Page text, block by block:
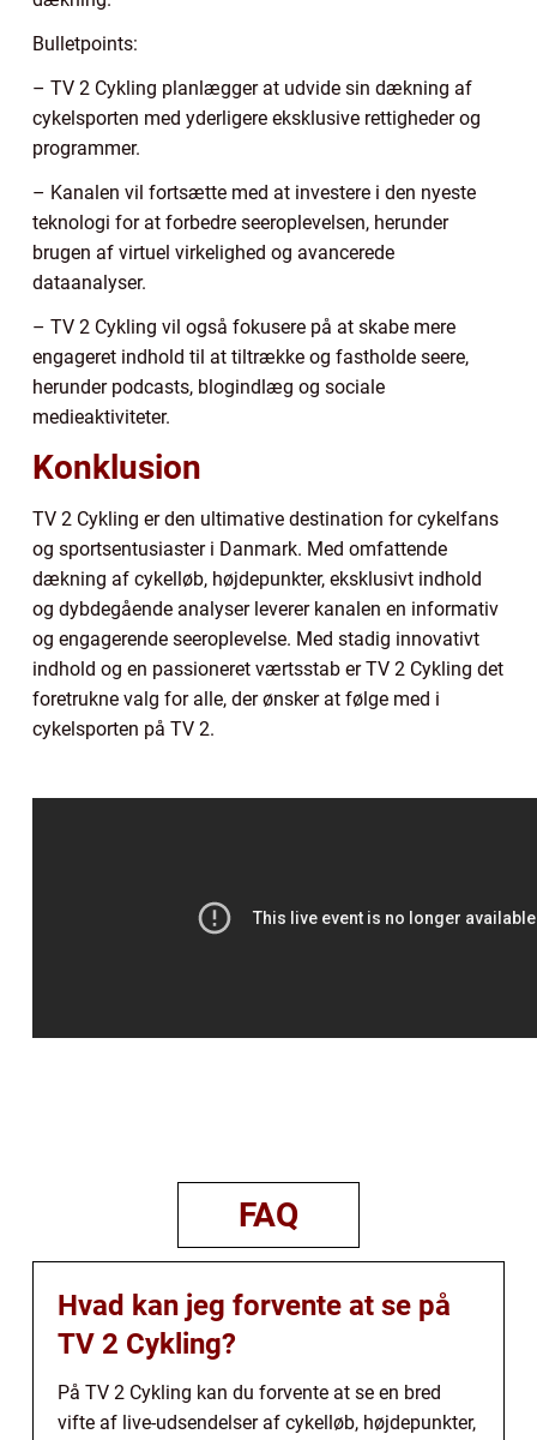
Bulletpoints:
– TV 2 Cykling planlægger at udvide sin dækning af
cykelsporten med yderligere eksklusive rettigheder og
programmer.
– Kanalen vil fortsætte med at investere i den nyeste
teknologi for at forbedre seeroplevelsen, herunder
brugen af virtuel virkelighed og avancerede
dataanalyser.
– TV 2 Cykling vil også fokusere på at skabe mere
engageret indhold til at tiltrække og fastholde seere,
herunder podcasts, blogindlæg og sociale
medieaktiviteter.
Konklusion
TV 2 Cykling er den ultimative destination for cykelfans
og sportsentusiaster i Danmark. Med omfattende
dækning af cykelløb, højdepunkter, eksklusivt indhold
og dybdegående analyser leverer kanalen en informativ
og engagerende seeroplevelse. Med stadig innovativt
indhold og en passioneret værtsstab er TV 2 Cykling det
foretrukne valg for alle, der ønsker at følge med i
cykelsporten på TV 2.
FAQ
Hvad kan jeg forvente at se på
TV 2 Cykling?
På TV 2 Cykling kan du forvente at se en bred
vifte af live-udsendelser af cykelløb, højdepunkter,